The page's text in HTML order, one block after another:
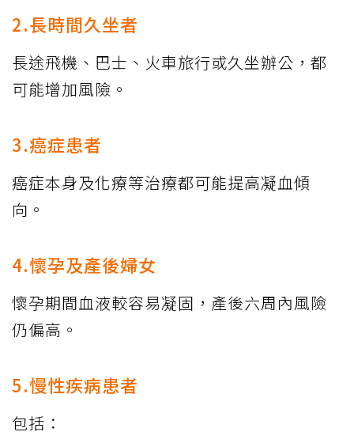
2.長時間久坐者
長途飛機、巴士、火車旅行或久坐辦公，都
可能增加風險。
3.癌症患者
癌症本身及化療等治療都可能提高凝血傾
向。
4.懷孕及產後婦女
懷孕期間血液較容易凝固，產後六周內風險
仍偏高。
5.慢性疾病患者
包括：